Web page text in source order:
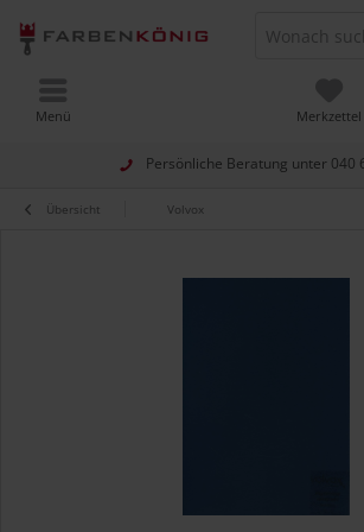
Persönliche Beratung unter 040
Merkzettel
Menü
Übersicht Volvox